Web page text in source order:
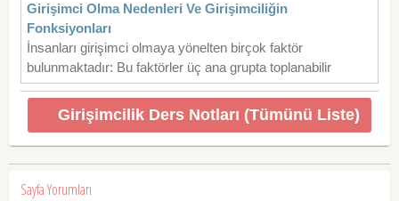
Girişimci Olma Nedenleri Ve Girişimciliğin
Fonksiyonları
İnsanları girişimci olmaya yönelten birçok faktör
bulunmaktadır: Bu faktörler üç ana grupta toplanabilir
Girişimcilik Ders Notları (Tümünü Liste)
Sayfa Yorumları